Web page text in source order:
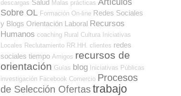
descargas Salud Malas prácticas
Sobre OL Formación On-line Redes Sociales
y Blogs Orientación Laboral Recursos
Humanos coaching Rural Cultura
Iniciativas
Locales Reclutamiento RR.HH. clientes redes
sociales tiempo Amigos recursos de
orientación Guías blog Iniciativas Públicas
investigación Facebook Comercio Procesos
de Selección Ofertastrabajo